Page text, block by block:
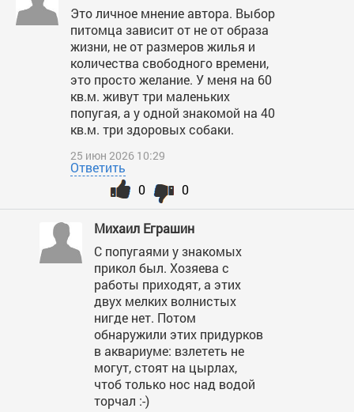
Это личное мнение автора. Выбор
питомца зависит от не от образа
жизни, не от размеров жилья и
количества свободного времени,
это просто желание. У меня на 60
кв.м. живут три маленьких
попугая, а у одной знакомой на 40
кв.м. три здоровых собаки.
25 июн 2026 10:29
Ответить
0
0
Михаил Еграшин
С попугаями у знакомых
прикол был. Хозяева с
работы приходят, а этих
двух мелких волнистых
нигде нет. Потом
обнаружили этих придурков
в аквариуме: взлететь не
могут, стоят на цырлах,
чтоб только нос над водой
торчал :-)